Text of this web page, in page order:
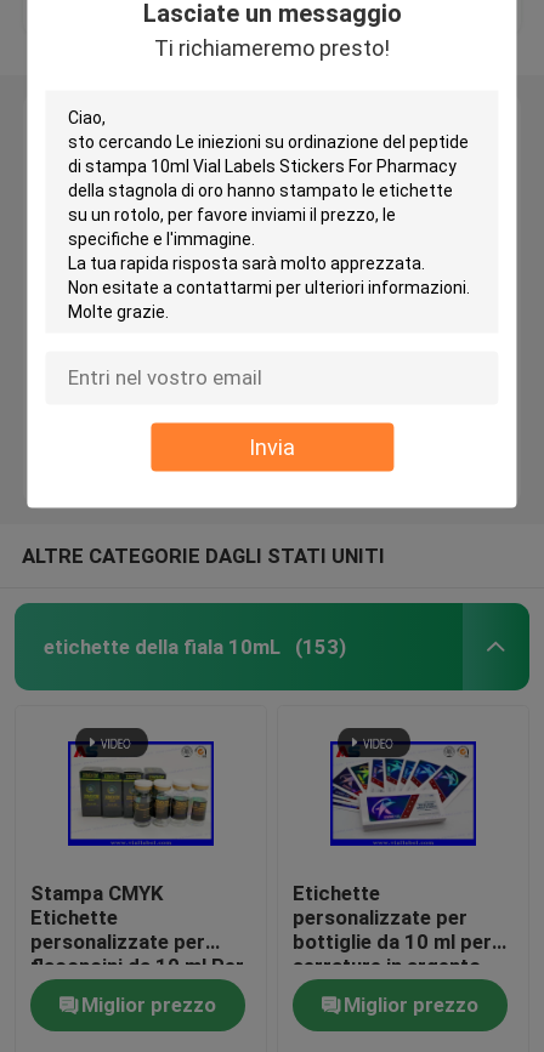
Lasciate un messaggio
Ti richiameremo presto!
Invia
Autoadesivi olografici su ordinazione
piccole fiale di vetro
Cappuccio di linguetta
Bottiglie di pillola di plastica
Scatola di imballaggio farmaceutico
Sacchetti di lamina di alluminio
Etichette su ordinazione del cosmetico
etichetta della bottiglia di pillola
Piegatore manuale della fiala
Stampa su ordinazione dell'opuscolo
Sacco Di Carta Della Spesa
Lasciate un messaggio
Ti richiameremo presto!
ALTRE CATEGORIE DAGLI STATI UNITI
etichette della fiala 10mL (153)
Stampa CMYK
Etichette
personalizzate per
flaconcini da 10 ml Per
bottiglie di vetro per
medicinali con
imballaggio peptidico
Miglior prezzo
Etichette
personalizzate per
bottiglie da 10 ml per
serrature in argento
Chiusura a cerniera
Foglio di alluminio
Punch
Miglior prezzo